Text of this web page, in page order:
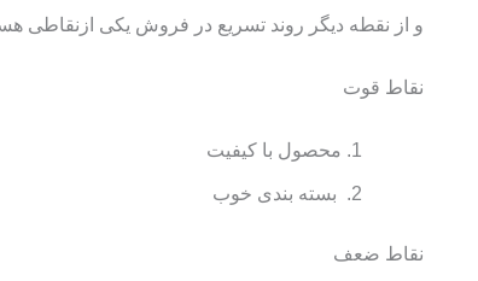
و از نقطه دیگر روند تسریع در فروش یکی ازنقاطی
نقاط قوت
محصول با کیفیت
بسته بندی خوب
نقاط ضعف